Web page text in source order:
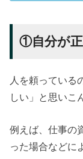
①自分が
人を頼っている
しい」と思いこ
例えば、仕事の
った場合などに